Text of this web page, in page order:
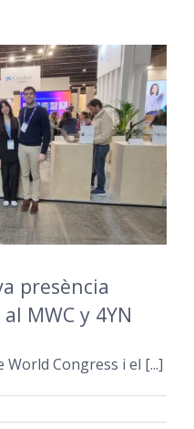
presència
MWC y 4YN
Congress i el [...]